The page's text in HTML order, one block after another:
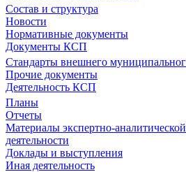
Состав и структура
Новости
Нормативные документы
Документы КСП
Стандарты внешнего
Прочие документы
Деятельность КСП
Планы
Отчеты
Материалы экспертно-
деятельности
Доклады и выступления
Иная деятельность